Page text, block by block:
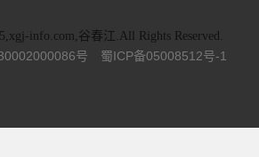
info.com,谷春江.All Rights Reserved.
号 蜀ICP备05008512号-1